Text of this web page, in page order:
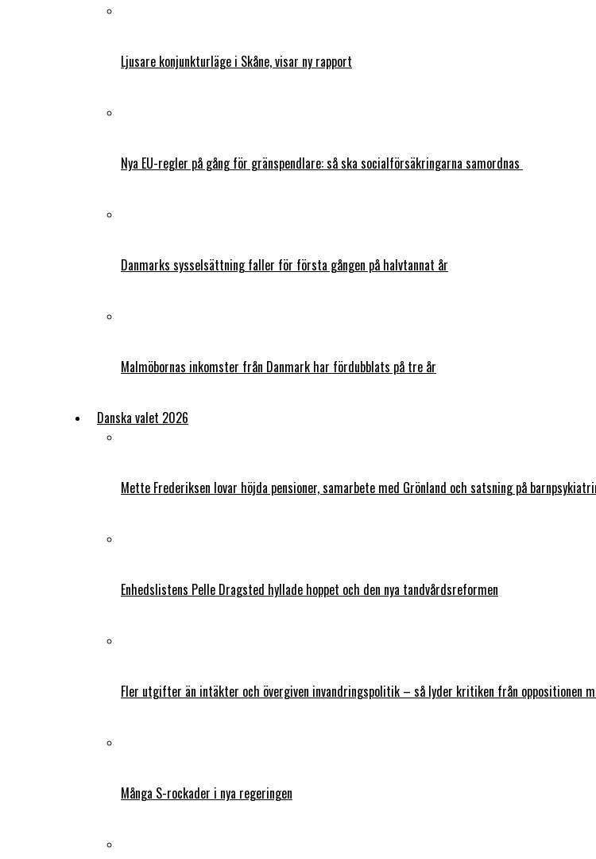
Ljusare konjunkturläge i Skåne, visar ny rapport
Nya EU-regler på gång för gränspendlare: så ska socialförsäkringarna samordnas
Danmarks sysselsättning faller för första gången på halvtannat år
Malmöbornas inkomster från Danmark har fördubblats på tre år
Danska valet 2026
Mette Frederiksen lovar höjda pensioner, samarbete med Grönland och satsning på
Enhedslistens Pelle Dragsted hyllade hoppet och den nya tandvårdsreformen
Fler utgifter än intäkter och övergiven invandringspolitik – så lyder kritiken från oppositionen
Många S-rockader i nya regeringen